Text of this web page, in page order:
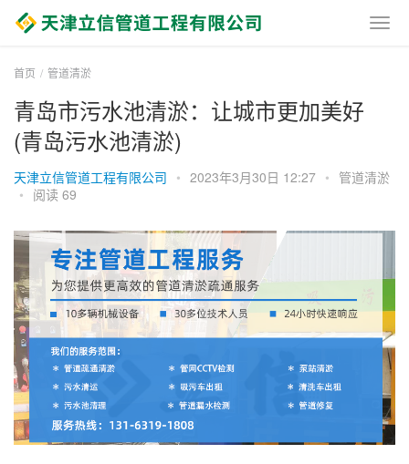
首页 管道清淤
青岛市污水池清淤：让城市更加美好
(青岛污水池清淤)
天津立信管道工程有限公司 • 2023年3月30日 12:27 • 管道清淤
• 阅读 69